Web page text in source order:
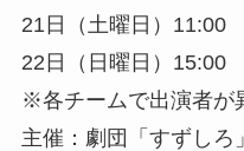
21日（土曜日）11:00
22日（日曜日）15:00
※各チームで出演者が
主催：劇団「すずしろ